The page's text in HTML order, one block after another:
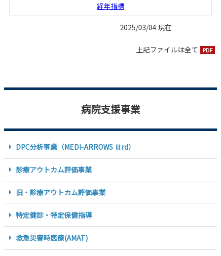
病院支援事業
DPC分析事業 （MEDI-ARROWS Ⅲrd）
診療アウトカム評価事業
旧・診療アウトカム評価事業
特定健診・特定保健指導
救急災害時医療(AMAT)
経年指標
2025/03/04 現在
上記ファイルは全て PDF